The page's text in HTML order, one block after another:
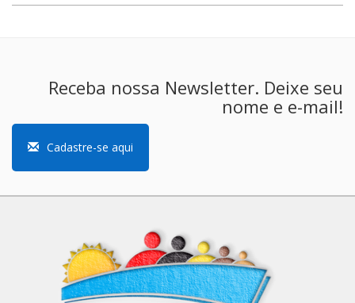
Receba nossa Newsletter. Deixe seu
nome e e-mail!
Cadastre-se aqui